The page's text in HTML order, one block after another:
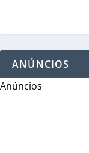
ANÚNCIOS
Anúncios